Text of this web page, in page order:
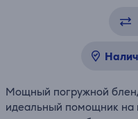
Мощный погружной
идеальный помощник на